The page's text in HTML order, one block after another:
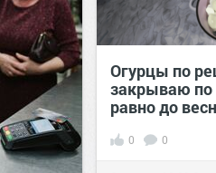
Огурцы по
закрываю по
равно до
0 0